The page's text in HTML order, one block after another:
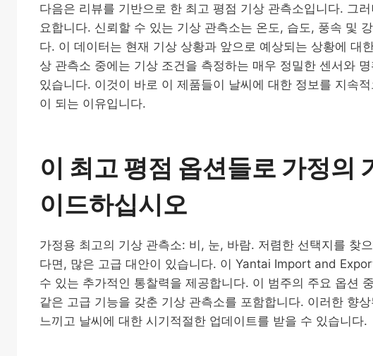
다음은 리뷰를 기반으로 한 최고 평점 기상 관측소입니다. 그
요합니다. 신뢰할 수 있는 기상 관측소는 온도, 습도, 풍속 및
다. 이 데이터는 현재 기상 상황과 앞으로 예상되는 상황에 대
상 관측소 중에는 기상 조건을 측정하는 매우 정밀한 센서와
있습니다. 이것이 바로 이 제품들이 날씨에 대한 정보를 지속
이 되는 이유입니다.
이 최고 평점 옵션들로 가정의
이드하십시오
가정용 최고의 기상 관측소: 비, 눈, 바람. 저렴한 선택지를 찾
다면, 많은 고급 대안이 있습니다. 이 Yantai Import and
수 있는 추가적인 통찰력을 제공합니다. 이 범주의 주요 옵션
같은 고급 기능을 갖춘 기상 관측소를 포함합니다. 이러한 향
느끼고 날씨에 대한 시기적절한 업데이트를 받을 수 있습니다.